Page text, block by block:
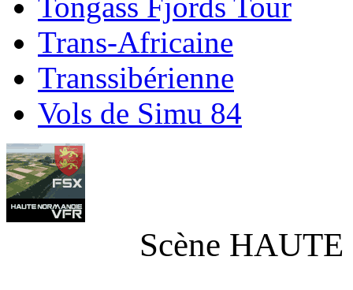
Trans-Africaine
Transsibérienne
Vols de Simu 84
Scène